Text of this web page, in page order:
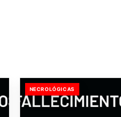
NECROLÓGICAS